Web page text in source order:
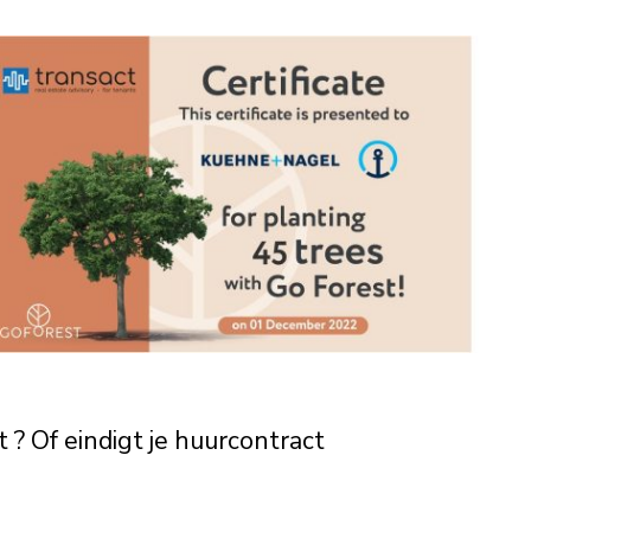
Of eindigt je huurcontract